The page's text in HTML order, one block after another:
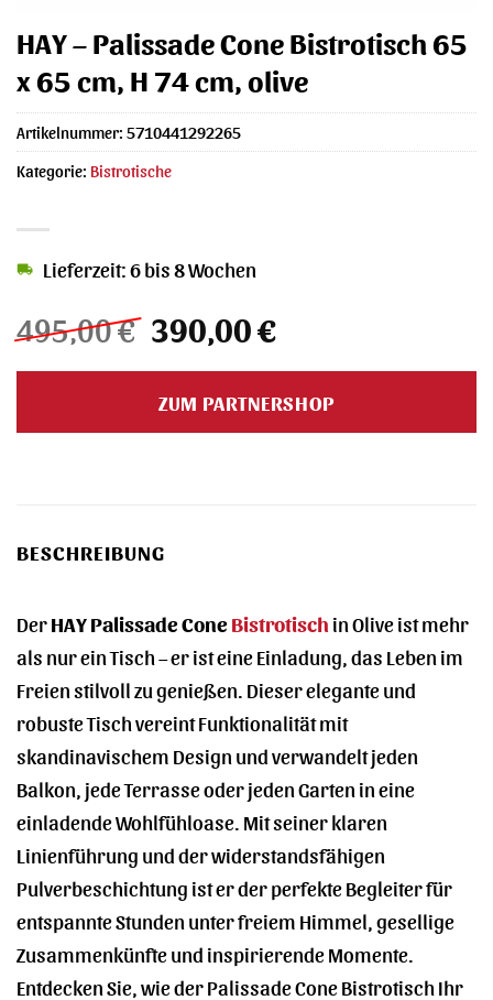
HAY – Palissade Cone Bistrotisch 65
x 65 cm, H 74 cm, olive
495,00€ Ursprünglicher
Preis
war:
495,00 €
390,00€Aktueller
ist:
390,00 €.
Lieferzeit: 6 bis 8 Wochen
ZUM PARTNERSHOP
Artikelnummer: 5710441292265
Kategorie: Bistrotische
BESCHREIBUNG
DerHAY Palissade ConeBistrotisch in Olive ist mehr
als nur ein Tisch – er ist eine Einladung, das Leben im
Freien stilvoll zu genießen. Dieser elegante und
robuste Tisch vereint Funktionalität mit
skandinavischem Design und verwandelt jeden
Balkon, jede Terrasse oder jeden Garten in eine
einladende Wohlfühloase. Mit seiner klaren
Linienführung und der widerstandsfähigen
Pulverbeschichtung ist er der perfekte Begleiter für
entspannte Stunden unter freiem Himmel, gesellige
Zusammenkünfte und inspirierende Momente.
Entdecken Sie, wie der Palissade Cone Bistrotisch Ihr